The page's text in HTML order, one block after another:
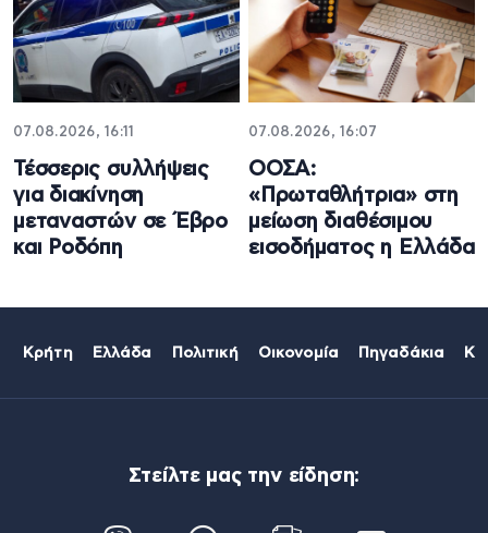
07.08.2026, 16:11
Τέσσερις συλλήψεις
για διακίνηση
μεταναστών σε Έβρο
και Ροδόπη
07.08.2026, 16:07
ΟΟΣΑ:
«Πρωταθλήτρια» στη
μείωση διαθέσιμου
εισοδήματος η Ελλάδα
Κρήτη Ελλάδα Πολιτική Οικονομία Πηγαδάκια
Στείλτε μας την είδηση: